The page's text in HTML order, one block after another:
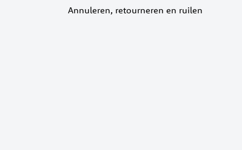
Annuleren, retourneren en ruilen